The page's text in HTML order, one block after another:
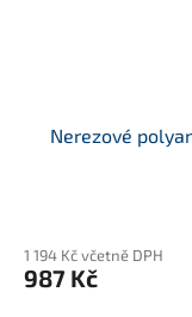
Nerezové
1 194 Kč včetně DPH
987 Kč